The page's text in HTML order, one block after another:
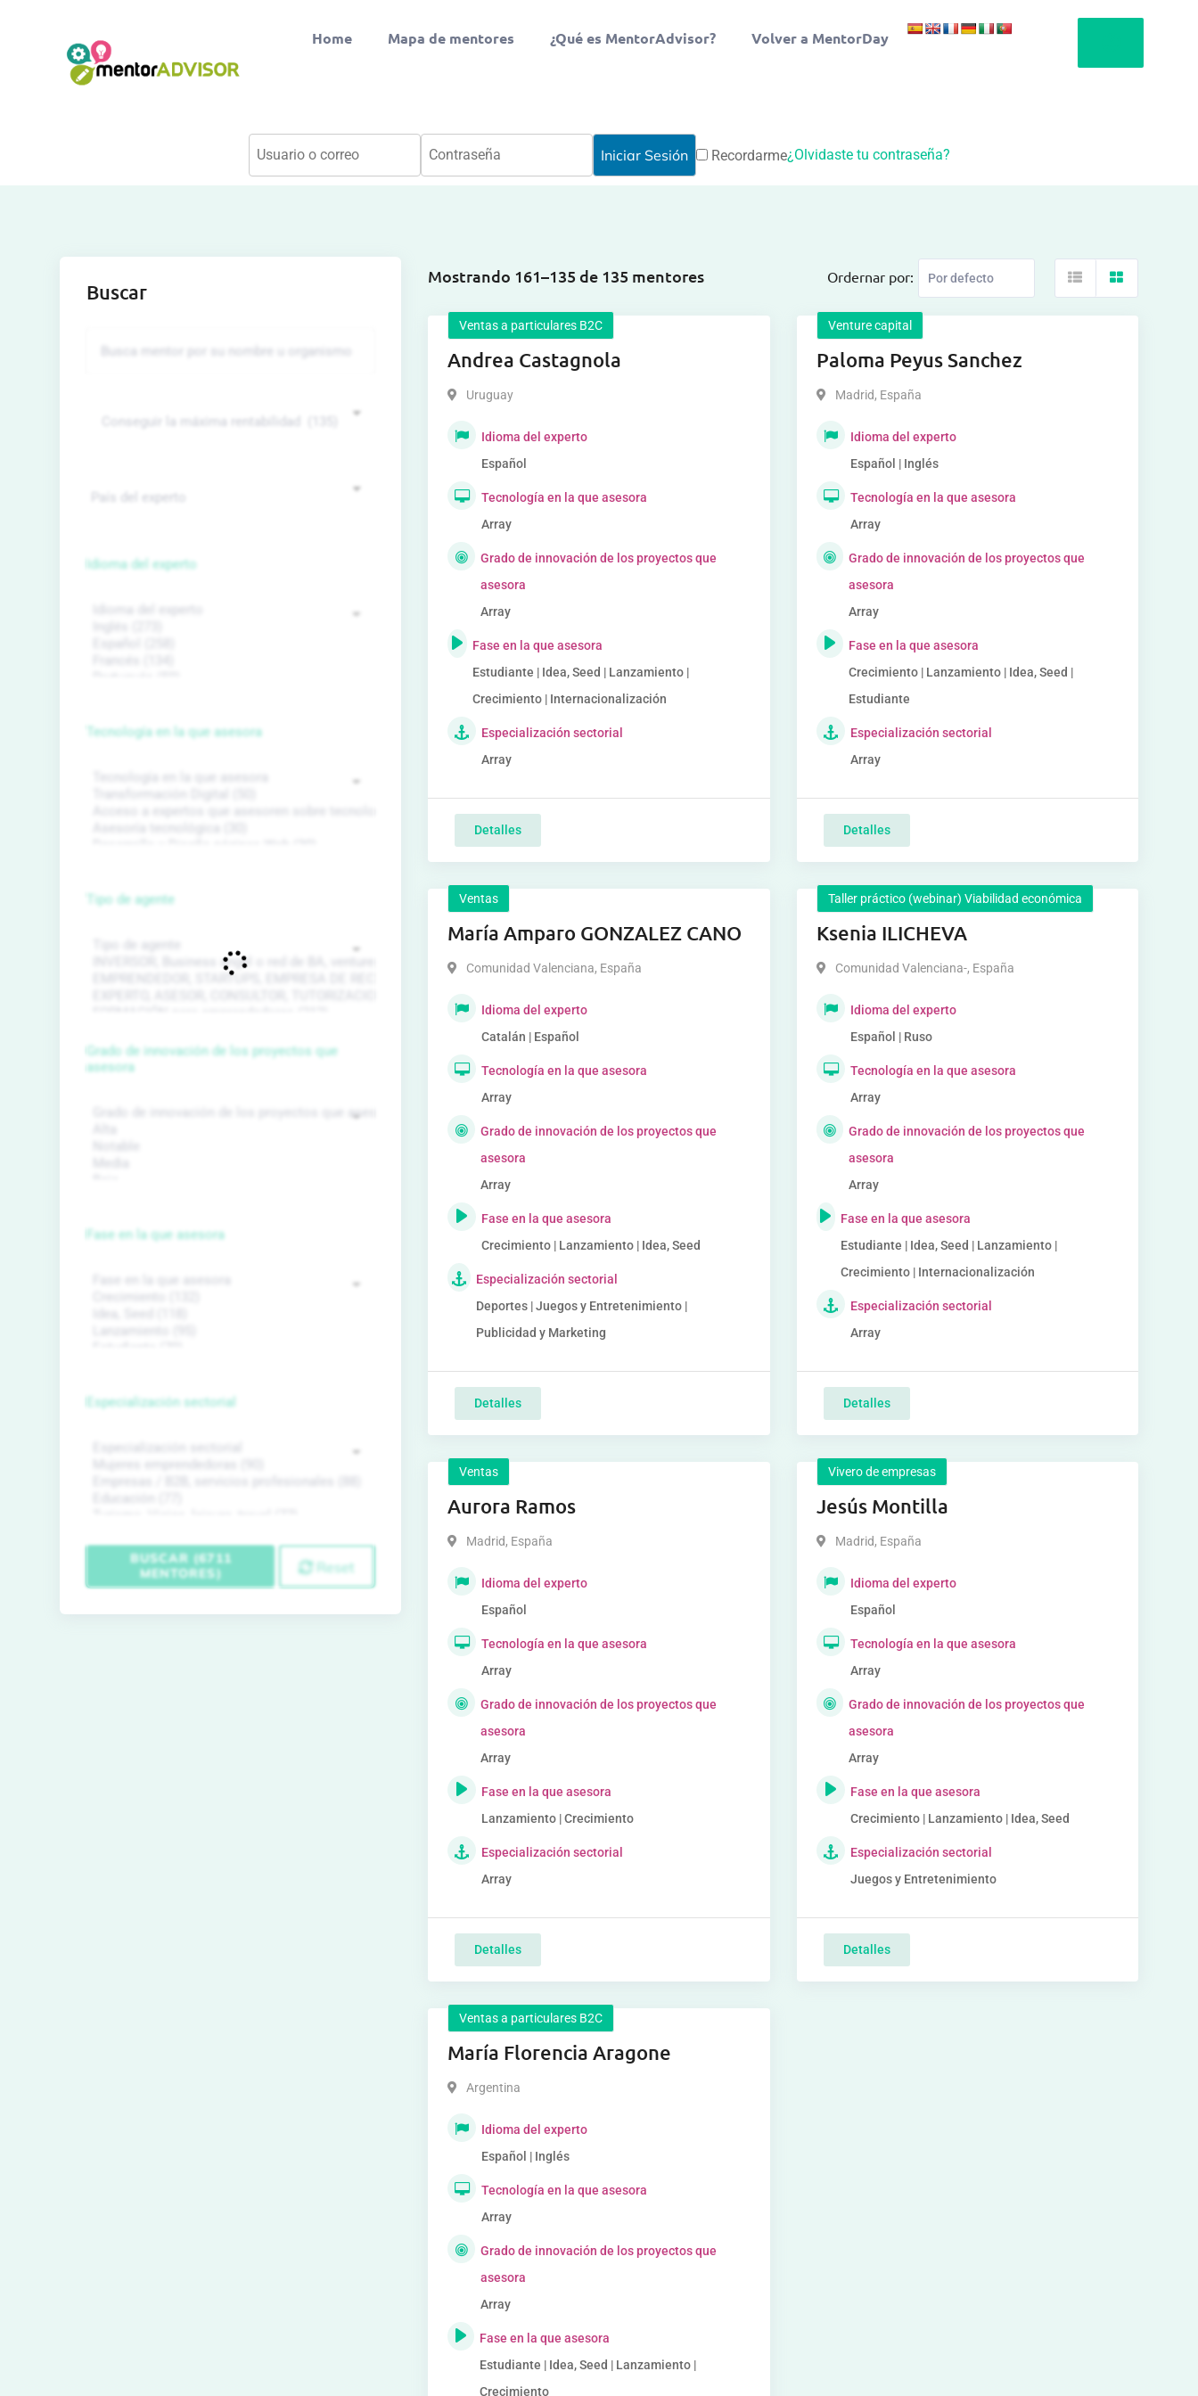
Home Mapa de mentores ¿Qué es MentorAdvisor? Volver a MentorDay
Recordarme¿Olvidaste tu contraseña?
Mostrando 161–135 de 135 mentores Ordernar por:
Ventas a particulares B2C
Andrea Castagnola
Uruguay
Idioma del experto
Español
Tecnología en la que asesora
Array
Grado de innovación de los proyectos que
asesora
Array
Fase en la que asesora
Estudiante | Idea, Seed | Lanzamiento |
Crecimiento | Internacionalización
Especialización sectorial
Array
Detalles
Venture capital
Paloma Peyus Sanchez
Madrid, España
Idioma del experto
Español | Inglés
Tecnología en la que asesora
Array
Grado de innovación de los proyectos que
asesora
Array
Fase en la que asesora
Crecimiento | Lanzamiento | Idea, Seed |
Estudiante
Especialización sectorial
Array
Detalles
Ventas
María Amparo GONZALEZ CANO
Comunidad Valenciana, España
Idioma del experto
Catalán | Español
Tecnología en la que asesora
Array
Grado de innovación de los proyectos que
asesora
Array
Fase en la que asesora
Crecimiento | Lanzamiento | Idea, Seed
Especialización sectorial
Deportes | Juegos y Entretenimiento |
Publicidad y Marketing
Detalles
Taller práctico (webinar) Viabilidad económica
Ksenia ILICHEVA
Comunidad Valenciana-, España
Idioma del experto
Español | Ruso
Tecnología en la que asesora
Array
Grado de innovación de los proyectos que
asesora
Array
Fase en la que asesora
Estudiante | Idea, Seed | Lanzamiento |
Crecimiento | Internacionalización
Especialización sectorial
Array
Detalles
Ventas
Aurora Ramos
Madrid, España
Idioma del experto
Español
Tecnología en la que asesora
Array
Grado de innovación de los proyectos que
asesora
Array
Fase en la que asesora
Lanzamiento | Crecimiento
Especialización sectorial
Array
Detalles
Vivero de empresas
Jesús Montilla
Madrid, España
Idioma del experto
Español
Tecnología en la que asesora
Array
Grado de innovación de los proyectos que
asesora
Array
Fase en la que asesora
Crecimiento | Lanzamiento | Idea, Seed
Especialización sectorial
Juegos y Entretenimiento
Detalles
Ventas a particulares B2C
María Florencia Aragone
Argentina
Idioma del experto
Español | Inglés
Tecnología en la que asesora
Array
Grado de innovación de los proyectos que
asesora
Array
Fase en la que asesora
Estudiante | Idea, Seed | Lanzamiento |
Crecimiento
Buscar
Idioma del experto
Tecnología en la que asesora
Tipo de agente
Grado de innovación de los proyectos que
asesora
Fase en la que asesora
Especialización sectorial
BUSCAR (6711
MENTORES)
Reset